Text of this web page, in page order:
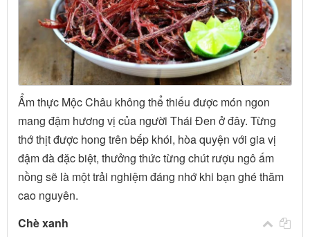
Ẩm thực Mộc Châu không thể thiếu được món ngon
mang đậm hương vị của người Thái Đen ở đây. Từng
thớ thịt được hong trên bếp khói, hòa quyện với gia vị
đậm đà đặc biệt, thưởng thức từng chút rượu ngô ấm
nồng sẽ là một trải nghiệm đáng nhớ khi bạn ghé thăm
cao nguyên.
Chè xanh